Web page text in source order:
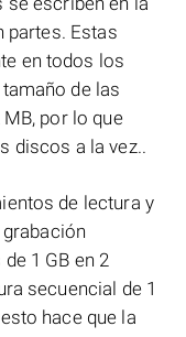
partes. Estas
en todos los
de las
por lo que
discos a la vez..
de lectura y
1 GB en 2
secuencial de 1
hace que la